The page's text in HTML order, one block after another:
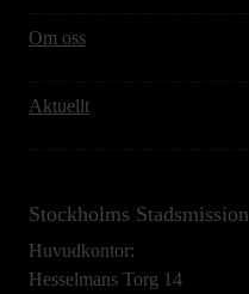
Om oss
Aktuellt
Stockholms Stadsmission
Huvudkontor:
Hesselmans Torg 14